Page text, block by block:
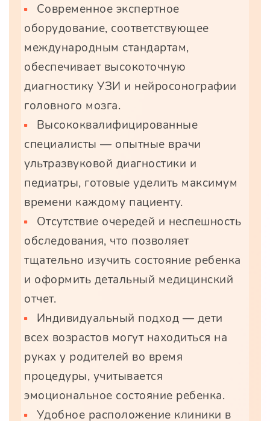
Современное экспертное
оборудование, соответствующее
международным стандартам,
обеспечивает высокоточную
диагностику УЗИ и нейросонографии
головного мозга.
Высококвалифицированные
специалисты — опытные врачи
ультразвуковой диагностики и
педиатры, готовые уделить максимум
времени каждому пациенту.
Отсутствие очередей и неспешность
обследования, что позволяет
тщательно изучить состояние ребенка
и оформить детальный медицинский
отчет.
Индивидуальный подход — дети
всех возрастов могут находиться на
руках у родителей во время
процедуры, учитывается
эмоциональное состояние ребенка.
Удобное расположение клиники в